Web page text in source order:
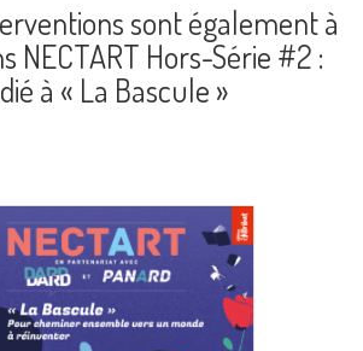
sont également à
NECTART Hors-Série #2 :
à « La Bascule »